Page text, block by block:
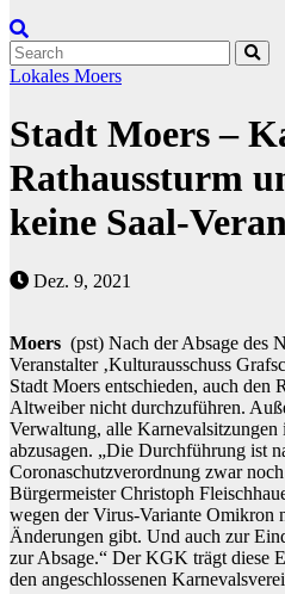
Lokales Moers
Stadt Moers –
Rathaussturm
keine Saal-
Dez. 9, 2021
Moers (pst) Nach der Absage des
Veranstalter ‚Kulturausschuss
Stadt Moers entschieden, auch den
Altweiber nicht durchzuführen.
Verwaltung, alle Karnevalsitzungen
abzusagen. „Die Durchführung ist
Coronaschutzverordnung zwar
Bürgermeister Christoph
wegen der Virus-Variante Omikron
Änderungen gibt. Und auch zur
zur Absage.“ Der KGK trägt diese
den angeschlossenen